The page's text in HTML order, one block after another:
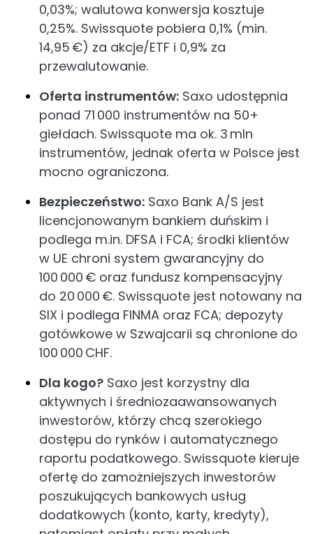
0,03%; walutowa konwersja kosztuje
0,25%. Swissquote pobiera 0,1% (min.
14,95 €) za akcje/ETF i 0,9% za
przewalutowanie.
Oferta instrumentów: Saxo udostępnia
ponad 71 000 instrumentów na 50+
giełdach. Swissquote ma ok. 3 mln
instrumentów, jednak oferta w Polsce jest
mocno ograniczona.
Bezpieczeństwo: Saxo Bank A/S jest
licencjonowanym bankiem duńskim i
podlega m.in. DFSA i FCA; środki klientów
w UE chroni system gwarancyjny do
100 000 € oraz fundusz kompensacyjny
do 20 000 €. Swissquote jest notowany na
SIX i podlega FINMA oraz FCA; depozyty
gotówkowe w Szwajcarii są chronione do
100 000 CHF.
Dla kogo? Saxo jest korzystny dla
aktywnych i średniozaawansowanych
inwestorów, którzy chcą szerokiego
dostępu do rynków i automatycznego
raportu podatkowego. Swissquote kieruje
ofertę do zamożniejszych inwestorów
poszukujących bankowych usług
dodatkowych (konto, karty, kredyty),